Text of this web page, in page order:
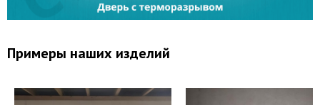
Примеры наших изделий